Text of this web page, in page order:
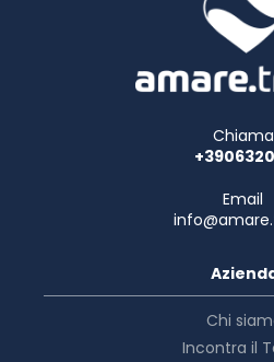
Chiama
Email
Chi
Incontra il